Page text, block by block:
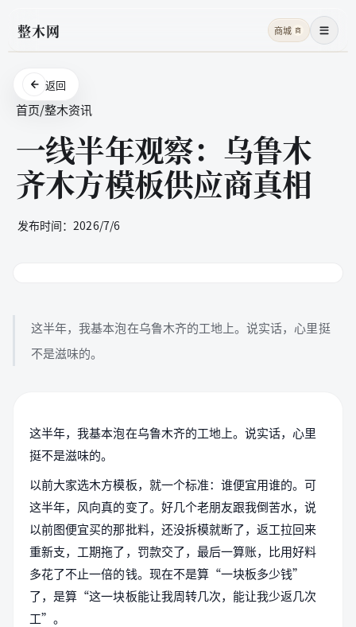
整木网 商城 商 菜单
返回
首页/整木资讯
一线半年观察：乌鲁木
齐木方模板供应商真相
发布时间：2026/7/6
这半年，我基本泡在乌鲁木齐的工地上。说实话，心里挺
不是滋味的。
这半年，我基本泡在乌鲁木齐的工地上。说实话，心里
挺不是滋味的。
以前大家选木方模板，就一个标准：谁便宜用谁的。可
这半年，风向真的变了。好几个老朋友跟我倒苦水，说
以前图便宜买的那批料，还没拆模就断了，返工拉回来
重新支，工期拖了，罚款交了，最后一算账，比用好料
多花了不止一倍的钱。现在不是算“一块板多少钱”
了，是算“这一块板能让我周转几次，能让我少返几次
工”。